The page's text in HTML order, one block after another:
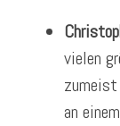
vielen
an